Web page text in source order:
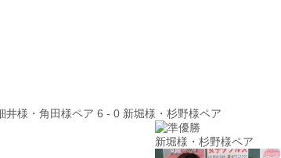
井様・角田様ペア 6 - 0 新堀様・杉野様ペア
新堀様・杉野様ペア